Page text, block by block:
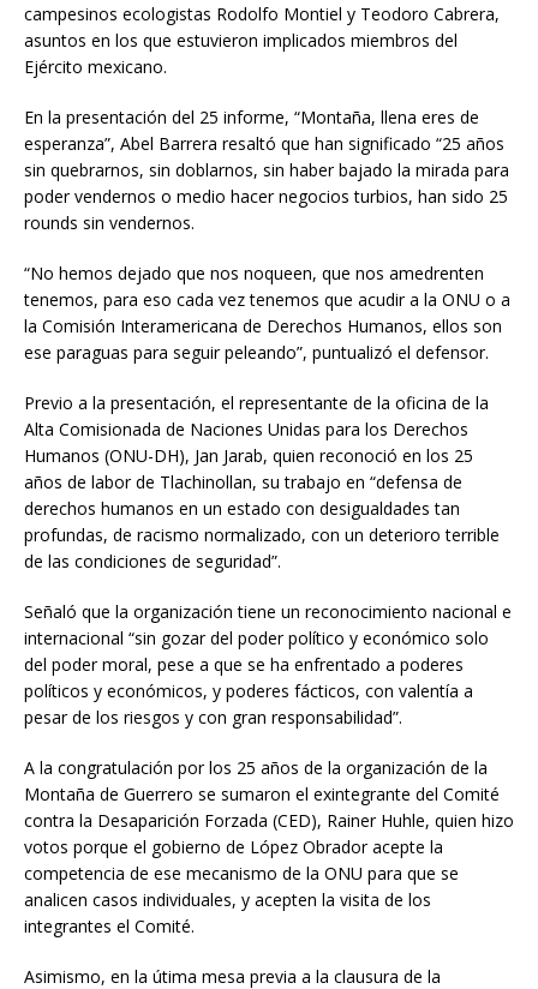
campesinos ecologistas Rodolfo Montiel y Teodoro Cabrera,
asuntos en los que estuvieron implicados miembros del
Ejército mexicano.
En la presentación del 25 informe, “Montaña, llena eres de
esperanza”, Abel Barrera resaltó que han significado “25 años
sin quebrarnos, sin doblarnos, sin haber bajado la mirada para
poder vendernos o medio hacer negocios turbios, han sido 25
rounds sin vendernos.
“No hemos dejado que nos noqueen, que nos amedrenten
tenemos, para eso cada vez tenemos que acudir a la ONU o a
la Comisión Interamericana de Derechos Humanos, ellos son
ese paraguas para seguir peleando”, puntualizó el defensor.
Previo a la presentación, el representante de la oficina de la
Alta Comisionada de Naciones Unidas para los Derechos
Humanos (ONU-DH), Jan Jarab, quien reconoció en los 25
años de labor de Tlachinollan, su trabajo en “defensa de
derechos humanos en un estado con desigualdades tan
profundas, de racismo normalizado, con un deterioro terrible
de las condiciones de seguridad”.
Señaló que la organización tiene un reconocimiento nacional e
internacional “sin gozar del poder político y económico solo
del poder moral, pese a que se ha enfrentado a poderes
políticos y económicos, y poderes fácticos, con valentía a
pesar de los riesgos y con gran responsabilidad”.
A la congratulación por los 25 años de la organización de la
Montaña de Guerrero se sumaron el exintegrante del Comité
contra la Desaparición Forzada (CED), Rainer Huhle, quien hizo
votos porque el gobierno de López Obrador acepte la
competencia de ese mecanismo de la ONU para que se
analicen casos individuales, y acepten la visita de los
integrantes el Comité.
Asimismo, en la útima mesa previa a la clausura de la